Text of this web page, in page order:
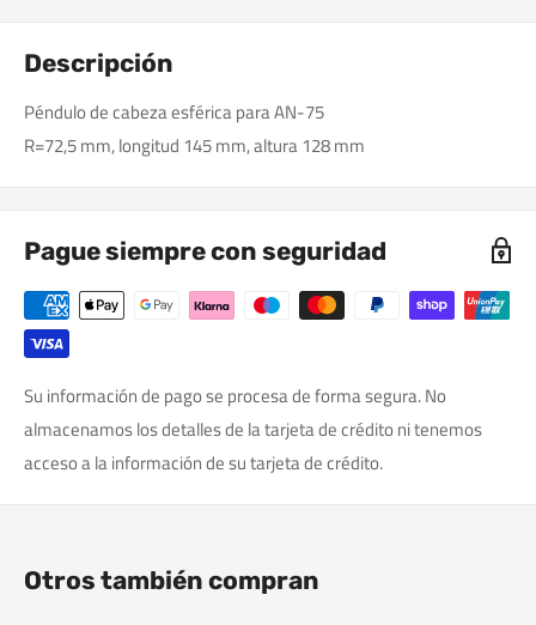
Descripción
Péndulo de cabeza esférica para AN-75
R=72,5 mm, longitud 145 mm, altura 128 mm
Pague siempre con seguridad
Su información de pago se procesa de forma segura. No
almacenamos los detalles de la tarjeta de crédito ni tenemos
acceso a la información de su tarjeta de crédito.
Otros también compran